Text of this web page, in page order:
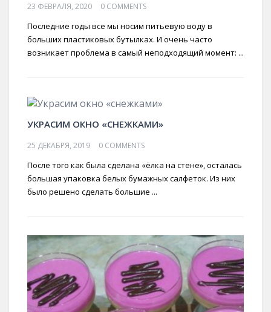
23 ФЕВРАЛЯ, 2020 0 COMMENTS
Последние годы все мы носим питьевую воду в
больших пластиковых бутылках. И очень часто
возникает проблема в самый неподходящий момент: ...
УКРАСИМ ОКНО «СНЕЖКАМИ»
25 ДЕКАБРЯ, 2019 0 COMMENTS
После того как была сделана «ёлка на стене», осталась
большая упаковка белых бумажных салфеток. Из них
было решено сделать большие ...